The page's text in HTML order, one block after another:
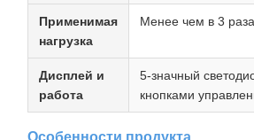
Применимая
нагрузка
Менее чем в 3
Дисплей и
работа
5-значный
кнопками
Особенности продукта